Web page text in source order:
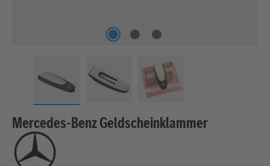
Mercedes-Benz Geldscheinklammer